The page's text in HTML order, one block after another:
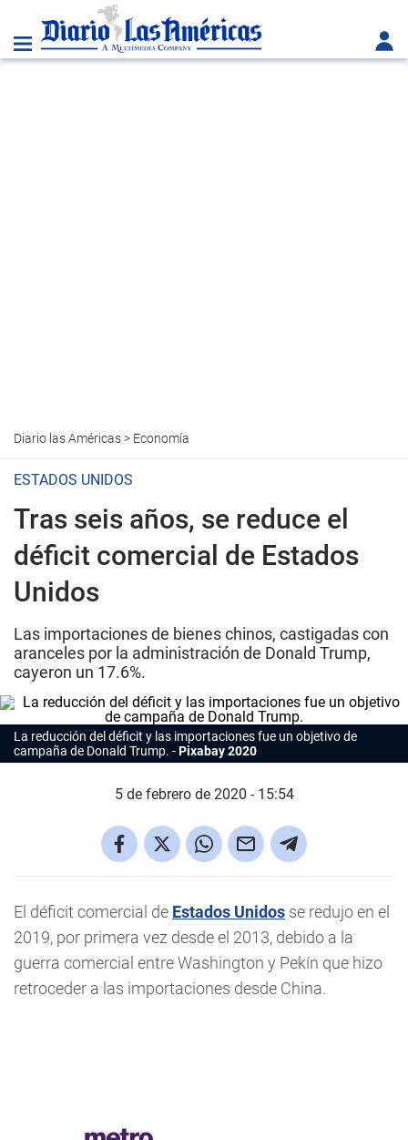
Diario las Américas> Economía
ESTADOS UNIDOS
Tras seis años, se reduce el
déficit comercial de Estados
Unidos
Las importaciones de bienes chinos, castigadas con
aranceles por la administración de Donald Trump,
cayeron un 17.6%.
La reducción del déficit y las importaciones fue un objetivo de
campaña de Donald Trump.
Pixabay 2020
5 de febrero de 2020 - 15:54
El déficit comercial de Estados Unidos se redujo en el
2019, por primera vez desde el 2013, debido a la
guerra comercial entre Washington y Pekín que hizo
retroceder a las importaciones desde China.